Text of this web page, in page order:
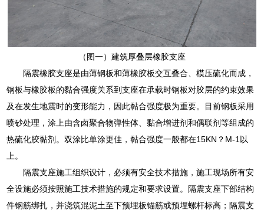
（图一）建筑厚叠层橡胶支座
隔震橡胶支座是由薄钢板和薄橡胶板交互叠合、模压硫化而成，
钢板与橡胶板的黏合强度关系到支座在承载时钢板对胶层的约束效果
及在发生地震时的变形能力，因此黏合强度极为重要。目前钢板采用
喷砂处理，涂上由含卤聚合物弹性体、黏合增进剂和偶联剂等组成的
热硫化胶黏剂。双涂比单涂更佳，黏合强度一般都在15KN？M-1以
上。
隔震支座施工组织设计，必须有安全技术措施，施工现场所有安
全设施必须按照施工技术措施的规定和要求设置。隔震支座下部结构
件钢筋绑扎，并浇筑混泥土至下预埋板锚筋或预埋螺杆标高；隔震支